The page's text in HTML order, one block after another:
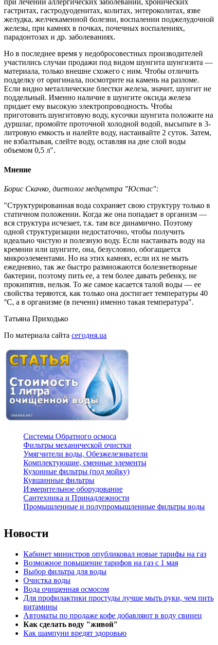
при лечении аллергических заболеваний, хронических
гастритах, гастродуоденитах, колитах, энтероколитах, язве
желудка, желчекаменной болезни, воспалении поджелудочной
железы, при камнях в почках, почечных воспалениях,
парадонтозах и др. заболеваниях.
Но в последнее время у недобросовестных производителей
участились случаи продажи под видом шунгита шунгизита —
материала, только внешне схожего с ним. Чтобы отличить
подделку от оригинала, посмотрите на камень на разломе.
Если видно металлические блестки железа, значит, шунгит не
поддельный. Именно наличие в шунгите оксида железа
придает ему высокую электропроводность. Чтобы
приготовить шунгитовую воду, кусочки шунгита положите на
дуршлаг, промойте проточной холодной водой, высыпьте в 3-
литровую емкость и налейте воду, настаивайте 2 суток. Затем,
не взбалтывая, слейте воду, оставляя на дне слой воды
объемом 0,5 л".
Мнение
Борис Скачко, диетолог медцентра "Юстас":
"Структурированная вода сохраняет свою структуру только в
статичном положении. Когда же она попадает в организм —
вся структура исчезает, т.к. там все динамично. Поэтому
одной структуризации недостаточно, чтобы получить
идеально чистую и полезную воду. Если настаивать воду на
кремнии или шунгите, она, безусловно, обогащается
микроэлементами. Но на этих камнях, если их не мыть
ежедневно, так же быстро размножаются болезнетворные
бактерии, поэтому пить ее, а тем более давать ребенку, не
прокипятив, нельзя. То же самое касается талой воды — ее
свойства теряются, как только она достигает температуры 40
°С, а в организме (в печени) именно такая температура".
Татьяна Приходько
По материала сайта сегодня.ua
Системы Обратного осмоса
Фильтры механической очистки
Умягчители воды, Обезжелезиватели
Комплектующие, сменные элементы
Кухонные фильтры (под мойку)
Кувшинные фильтры
Измерительное оборудование
Сантехника и Принадлежности
Промышленные и полупромышленные фильтры воды
Новости
Кабинет министров опубликовал новые тарифы на газ
Возможное повышение тарифов на газ с 1 мая
Выбор фильтра для воды
Очистка воды
Вода очищенная осмосом
Для профилактики простуды лучше мыть руки, чем пить
витамины
Автоматы по продаже кофе добавляют в воду свинец
Как сделать воду "живой"
Как шампуни вредят здоровью